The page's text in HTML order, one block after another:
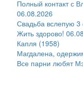
Полный контакт с
06.08.2026
Свадьба вслепую 3
Жить здорово!
Капля (1958)
Магдалена,
Все парни любят